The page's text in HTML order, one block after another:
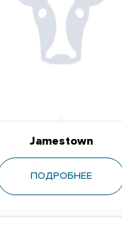
Jamestown
ПОДРОБНЕЕ